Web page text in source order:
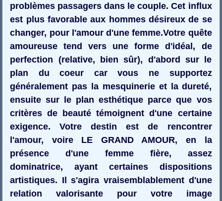
problèmes passagers dans le couple. Cet influx
est plus favorable aux hommes désireux de se
changer, pour l'amour d'une femme.Votre quête
amoureuse tend vers une forme d'idéal, de
perfection (relative, bien sûr), d'abord sur le
plan du coeur car vous ne supportez
généralement pas la mesquinerie et la dureté,
ensuite sur le plan esthétique parce que vos
critères de beauté témoignent d'une certaine
exigence. Votre destin est de rencontrer
l'amour, voire LE GRAND AMOUR, en la
présence d'une femme fière, assez
dominatrice, ayant certaines dispositions
artistiques. Il s'agira vraisemblablement d'une
relation valorisante pour votre image